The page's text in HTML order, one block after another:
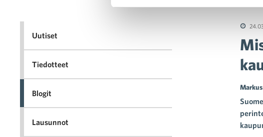
Uutiset
Tiedotteet
Blogit
Lausunnot